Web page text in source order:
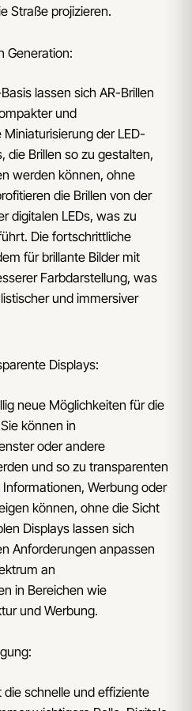
Straße projizieren.
Generation:
lassen sich AR-Brillen
und
der LED-
die Brillen so zu gestalten,
werden können, ohne
die Brillen von der
digitalen LEDs, was zu
Die fortschrittliche
für brillante Bilder mit
Farbdarstellung, was
und immersiver
Displays:
neue Möglichkeiten für die
können in
oder andere
und so zu transparenten
Werbung oder
können, ohne die Sicht
Displays lassen sich
Anforderungen anpassen
an
in Bereichen wie
und Werbung.
die schnelle und effiziente